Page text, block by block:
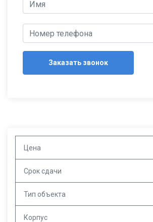
Заказать звонок
Цена
Срок сдачи
Тип объекта
Корпус